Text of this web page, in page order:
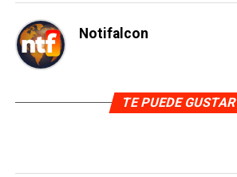
Notifalcon
TE PUEDE GUSTAR